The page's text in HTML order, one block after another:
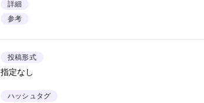
詳細
参考
投稿形式
指定なし
ハッシュタグ